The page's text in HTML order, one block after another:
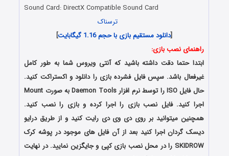
Sound Card: DirectX Compatible Sound Card
ترسناک
[دانلود مستقیم بازی با حجم 1.16 گیگابایت
]
راهنمای نصب بازی:
ابتدا حتما دقت داشته باشید که آنتی ویروس شما به طور کامل
غیرفعال باشد. سپس فایل فشرده بازی را دانلود و اکستراکت کنید.
حال فایل ISO را توسط نرم افزار Daemon Tools به صورت Mount
اجرا کنید. فایل نصب بازی را اجرا کرده و بازی را نصب کنید.
همچنین میتوانید بر روی دی وی دی رایت کنید و از طریق درایو
دیسک گردان اجرا کنید بعد از آن فایل های موجود در پوشه کرک
SKIDROW را در محل نصب بازی کپی و جایگزین نمایید. در نهایت